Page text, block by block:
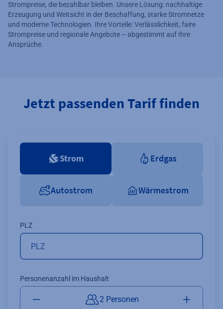
Strompreise, die bezahlbar bleiben. Unsere Lösung: nachhaltige
Erzeugung und Weitsicht in der Beschaffung, starke Stromnetze
und moderne Technologien. Ihre Vorteile: Verlässlichkeit, faire
Strompreise und regionale Angebote – abgestimmt auf Ihre
Ansprüche.
Jetzt passenden Tarif finden
Strom Erdgas
Autostrom Wärmestrom
PLZ
Personenanzahl im Haushalt
2 Personen